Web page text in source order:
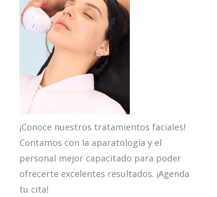
¡Conoce nuestros tratamientos faciales!
Contamos con la aparatología y el
personal mejor capacitado para poder
ofrecerte excelentes resultados. ¡Agenda
tu cita!